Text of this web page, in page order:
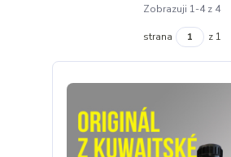
Zobrazuji 1-4 z 4
strana z 1